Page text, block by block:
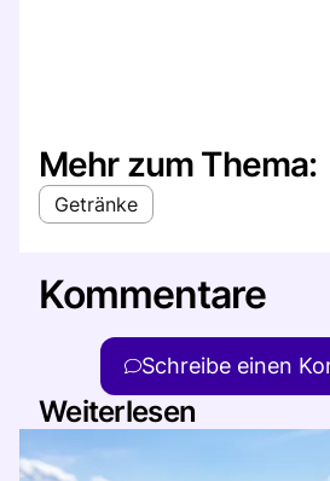
Mehr zum Thema:
Getränke
Kommentare
Schreibe einen
Weiterlesen